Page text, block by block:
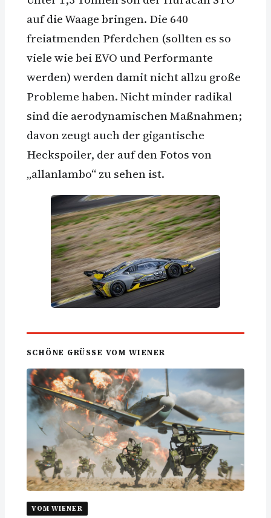
auf die Waage bringen. Die 640
freiatmenden Pferdchen (sollten es so
viele wie bei EVO und Performante
werden) werden damit nicht allzu große
Probleme haben. Nicht minder radikal
sind die aerodynamischen Maßnahmen;
davon zeugt auch der gigantische
Heckspoiler, der auf den Fotos von
„allanlambo“ zu sehen ist.
SCHÖNE GRÜSSE VOM WIENER
VOM WIENER